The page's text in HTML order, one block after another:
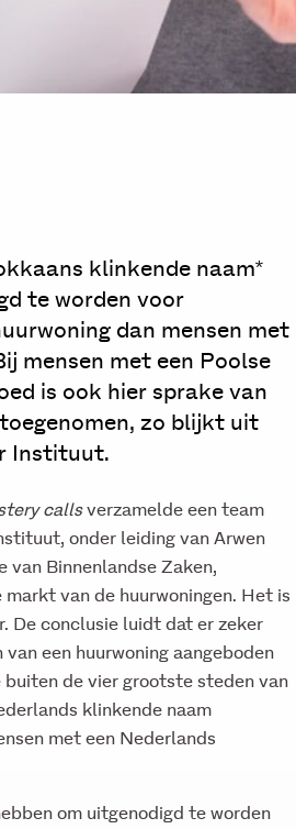
klinkende naam*
te worden voor
dan mensen met
mensen met een Poolse
is ook hier sprake van
zo blijkt uit
Instituut.
callsverzamelde een team
onder leiding van Arwen
van Binnenlandse Zaken,
van de huurwoningen. Het is
De conclusie luidt dat er zeker
een huurwoning aangeboden
de vier grootste steden van
klinkende naam
met een Nederlands
om uitgenodigd te worden